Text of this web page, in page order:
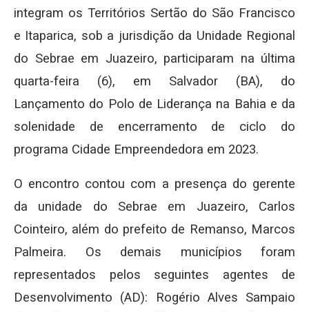
integram os Territórios Sertão do São Francisco
e Itaparica, sob a jurisdição da Unidade Regional
do Sebrae em Juazeiro, participaram na última
quarta-feira (6), em Salvador (BA), do
Lançamento do Polo de Liderança na Bahia e da
solenidade de encerramento de ciclo do
programa Cidade Empreendedora em 2023.
O encontro contou com a presença do gerente
da unidade do Sebrae em Juazeiro, Carlos
Cointeiro, além do prefeito de Remanso, Marcos
Palmeira. Os demais municípios foram
representados pelos seguintes agentes de
Desenvolvimento (AD): Rogério Alves Sampaio